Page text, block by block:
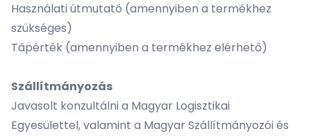
Használati útmutató (amennyiben a termékhez
szükséges)
Tápérték (amennyiben a termékhez elérhető)
Szállítmányozás
Javasolt konzultálni a Magyar Logisztikai
Egyesülettel, valamint a Magyar Szállítmányozói és